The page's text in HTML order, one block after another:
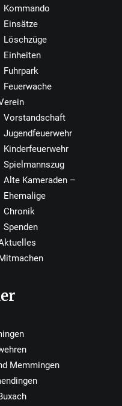
Kommando
Einsätze
Löschzüge
Einheiten
Fuhrpark
Feuerwache
Vorstandschaft
Jugendfeuerwehr
Kinderfeuerwehr
Spielmannszug
Alte Kameraden –
Ehemalige
Chronik
Spenden
Memmingen